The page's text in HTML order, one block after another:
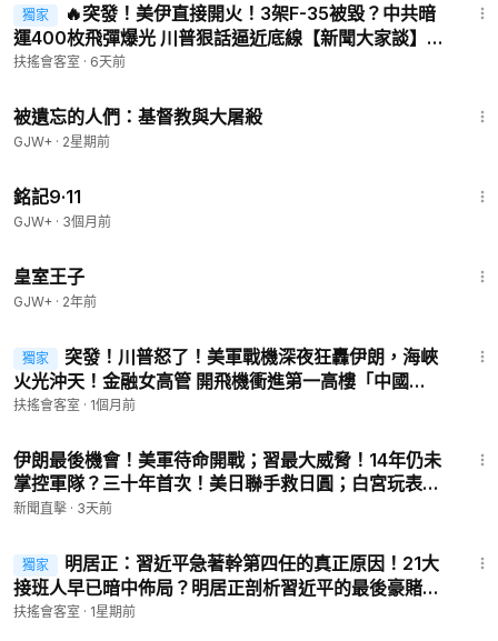
🔥好消息！普瑞堂於11月18日到12月28日，推出節日送大禮活
動！在原有「買满$500就送1根原蔘」基础上，現在只要每買1盒
「原蔘」，就额外再送1根原蔘。多買多得，機會難得！
可享受全球免費郵寄！
【時政春秋】中共打壓高市早苗，屢屢碰壁！日部署導彈回應！
習主動與川普通話：告高市的刁狀。
【 時事金掃描 】烏克蘭同意川普和平協議 28點框架變19點；川
理背後補刀；中共粉紅反日砸車鬧烏龍。
https://www.ganjingworld.com/zh-TW/video/1i4es73mdhr39
EizNOJzgqhlZ13f1c
川普火雞特赦爆笑全場；日本擬提高入籍門檻；仝卓表弟柬埔寨
失聯，疑落入電詐；黑五旅遊折扣有坑；日本街訪：中國遊客被
問三個字，秒逃！｜新聞直擊 11/25/2025
六四機密錄像曝光；川普與習通話後致電高市，專家解讀；日本
部署飛彈，協防台灣嚇阻中共?中國六大國有銀行，下架五年期
獨家
🔥突發！美伊直接開火！3架F-35被毀？中共暗
運400枚飛彈爆光 川普狠話逼近底線【新聞大家談】｜
2026-07-30
扶搖會客室 · 6天前
被遺忘的人們：基督教與大屠殺
GJW+ · 2星期前
銘記9·11
GJW+ · 3個月前
皇室王子
GJW+ · 2年前
獨家
突發！川普怒了！美軍戰機深夜狂轟伊朗，海峽
火光沖天！金融女高管 開飛機衝進第一高樓「中國
尊」？距離中南海僅7公里！全網封殺 警察回覆驚人！
26
扶搖會客室 · 1個月前
伊朗最後機會！美軍待命開戰；習最大威脅！14年仍未
掌控軍隊？三十年首次！美日聯手救日圓；白宮玩表情
包，盧比奧笑翻全網；90萬年薪！中共出錢養反共人
新聞直擊 · 3天前
獨家
明居正：習近平急著幹第四任的真正原因！21大
接班人早已暗中佈局？明居正剖析習近平的最後豪賭！
｜#新聞大家談 #扶搖會客室
扶搖會客室 · 1星期前